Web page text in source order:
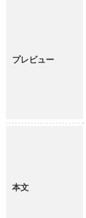
プレビュー
本文